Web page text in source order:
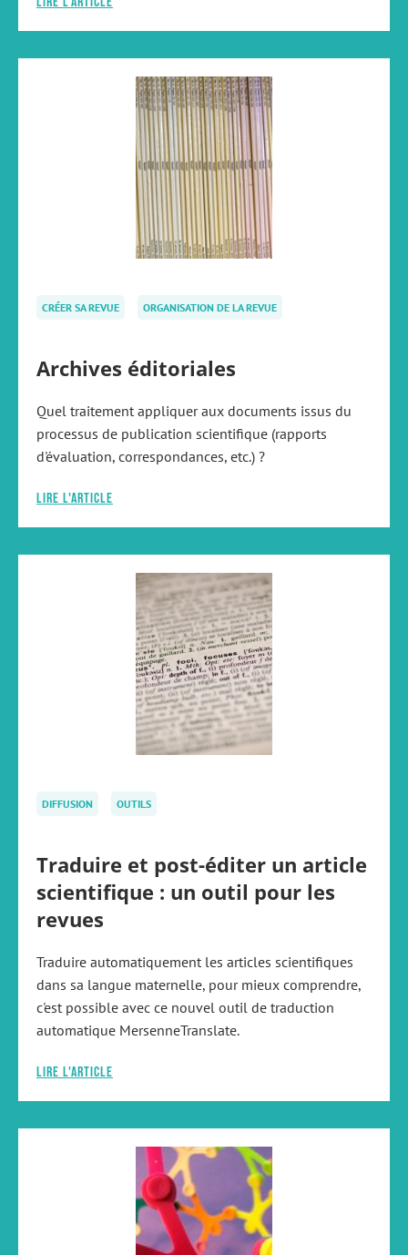
CRÉER SA REVUE ORGANISATION DE LA REVUE
Archives éditoriales
Quel traitement appliquer aux documents issus du
processus de publication scientifique (rapports
d'évaluation, correspondances, etc.) ?
Lire l'article
DIFFUSION OUTILS
Traduire et post-éditer un article
scientifique : un outil pour les
revues
Traduire automatiquement les articles scientifiques
dans sa langue maternelle, pour mieux comprendre,
c'est possible avec ce nouvel outil de traduction
automatique MersenneTranslate.
Lire l'article